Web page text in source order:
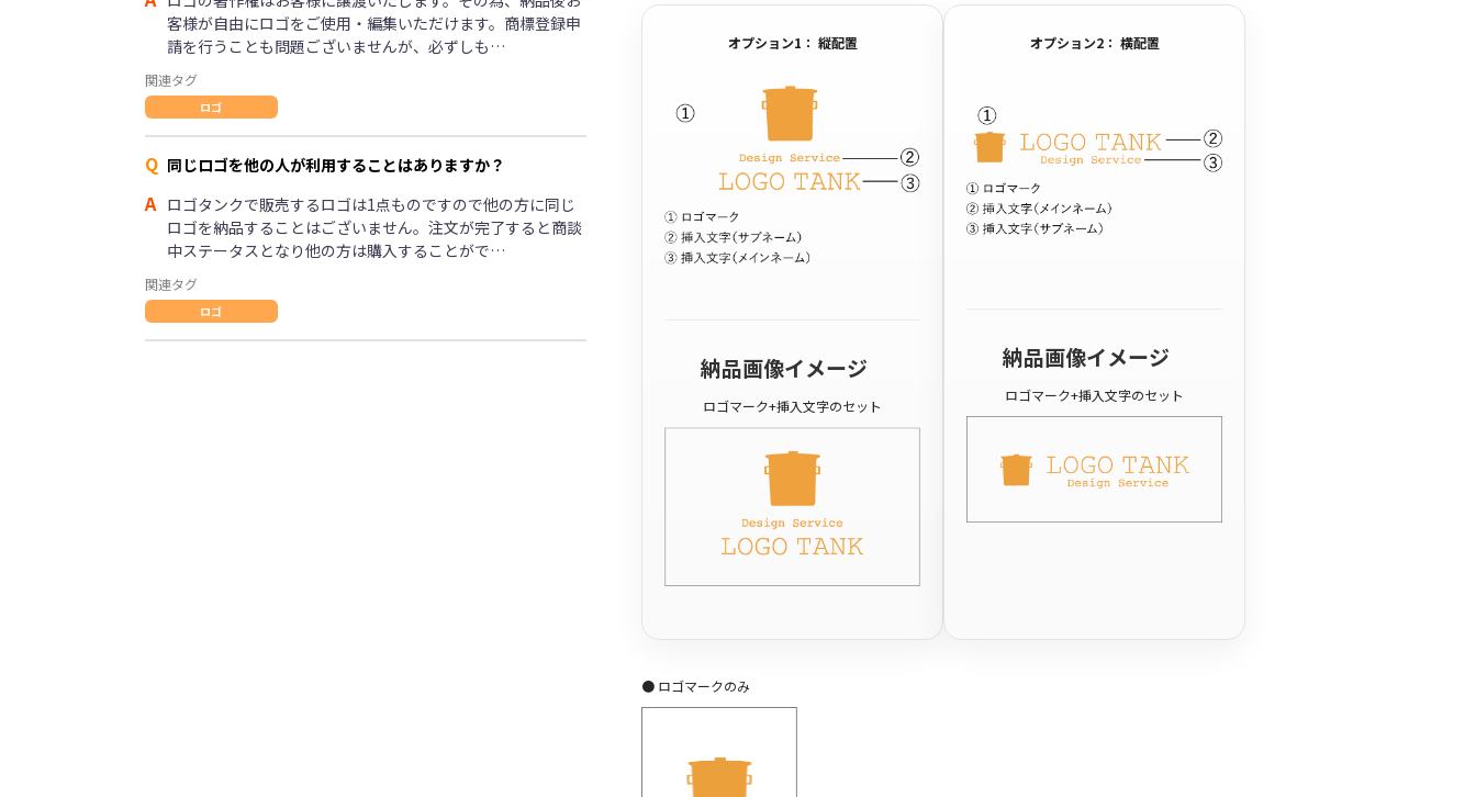
客様が自由にロゴをご使用・編集いただけます。商標登録申
請を行うことも問題ございませんが、必ずしも…
関連タグ
ロゴ
Q 同じロゴを他の人が利用することはありますか？
A ロゴタンクで販売するロゴは1点ものですので他の方に同じ
ロゴを納品することはございません。注文が完了すると商談
中ステータスとなり他の方は購入することがで…
関連タグ
ロゴ
オプション1： 縦配置
納品画像イメージ
ロゴマーク+挿入文字のセット
オプション2： 横配置
納品画像イメージ
ロゴマーク+挿入文字のセット
● ロゴマークのみ